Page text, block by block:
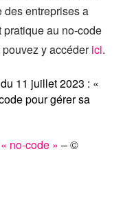
des entreprises a
au no-code
pouvez y accéderici.
11 juillet 2023 : «
pour gérer sa
no-code » – ©